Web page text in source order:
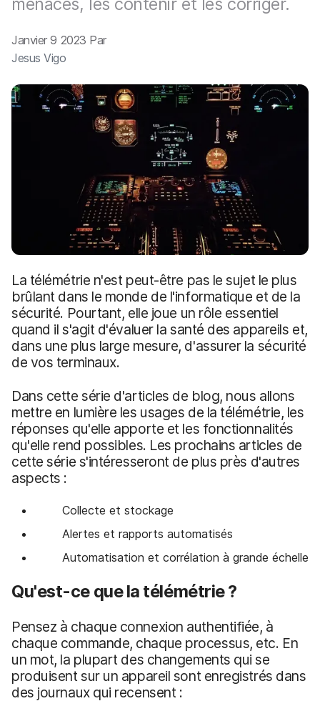
Janvier 9 2023 Par
Jesus Vigo
La télémétrie n'est peut-être pas le sujet le plus
brûlant dans le monde de l'informatique et de la
sécurité. Pourtant, elle joue un rôle essentiel
quand il s'agit d'évaluer la santé des appareils et,
dans une plus large mesure, d'assurer la sécurité
de vos terminaux.
Dans cette série d'articles de blog, nous allons
mettre en lumière les usages de la télémétrie, les
réponses qu'elle apporte et les fonctionnalités
qu'elle rend possibles. Les prochains articles de
cette série s'intéresseront de plus près d'autres
aspects :
Collecte et stockage
Alertes et rapports automatisés
Automatisation et corrélation à grande échelle
Qu'est-ce que la télémétrie ?
Pensez à chaque connexion authentifiée, à
chaque commande, chaque processus, etc. En
un mot, la plupart des changements qui se
produisent sur un appareil sont enregistrés dans
des journaux qui recensent :